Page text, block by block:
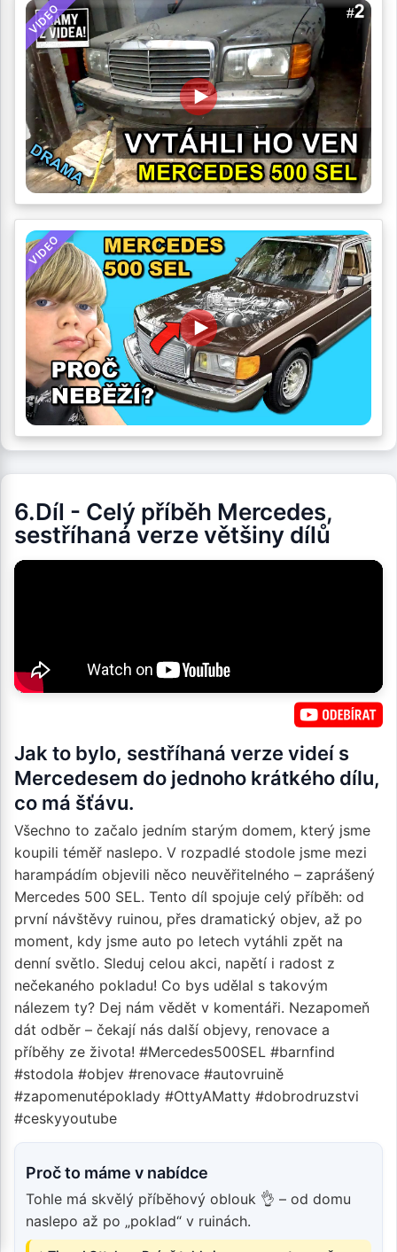
VIDEO
VIDEO
6.Díl - Celý příběh Mercedes,
sestříhaná verze většiny dílů
Jak to bylo, sestříhaná verze videí s
Mercedesem do jednoho krátkého dílu,
co má šťávu.
Všechno to začalo jedním starým domem, který jsme
koupili téměř naslepo. V rozpadlé stodole jsme mezi
harampádím objevili něco neuvěřitelného – zaprášený
Mercedes 500 SEL. Tento díl spojuje celý příběh: od
první návštěvy ruinou, přes dramatický objev, až po
moment, kdy jsme auto po letech vytáhli zpět na
denní světlo. Sleduj celou akci, napětí i radost z
nečekaného pokladu! Co bys udělal s takovým
nálezem ty? Dej nám vědět v komentáři. Nezapomeň
dát odběr – čekají nás další objevy, renovace a
příběhy ze života! #Mercedes500SEL #barnfind
#stodola #objev #renovace #autovruině
#zapomenutépoklady #OttyAMatty #dobrodruzstvi
#ceskyyoutube
Proč to máme v nabídce
Tohle má skvělý příběhový oblouk 👌 – od domu
naslepo až po „poklad“ v ruinách.